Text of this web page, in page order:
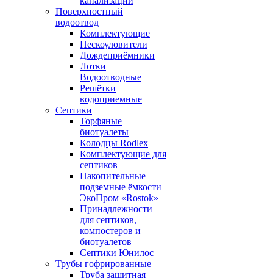
Поверхностный
водоотвод
Комплектующие
Пескоуловители
Дождеприёмники
Лотки
Водоотводные
Решётки
водоприемные
Септики
Торфяные
биотуалеты
Колодцы Rodlex
Комплектующие для
септиков
Накопительные
подземные ёмкости
ЭкоПром «Rostok»
Принадлежности
для септиков,
компостеров и
биотуалетов
Септики Юнилос
Трубы гофрированные
Труба защитная